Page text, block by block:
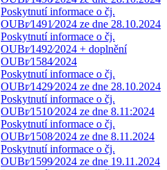
Poskytnutí informace o čj.
OUBr⁄1491⁄2024 ze dne 28.10.2024
Poskytnutí informace o čj.
OUBr⁄1492⁄2024 + doplnění
OUBr⁄1584⁄2024
Poskytnutí informace o čj.
OUBr⁄1429⁄2024 ze dne 28.10.2024
Poskytnutí informace o čj.
OUBr⁄1510⁄2024 ze dne 8.11:2024
Poskytnutí informace o čj.
OUBr⁄1508⁄2024 ze dne 8.11.2024
Poskytnutí informace o čj.
OUBr⁄1599⁄2024 ze dne 19.11.2024